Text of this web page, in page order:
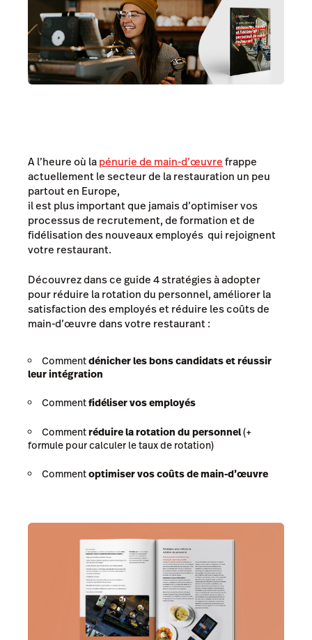
A l’heure où lapénurie de main-d’œuvrefrappe
actuellement le secteur de la restauration un peu
partout en Europe,
il est plus important que jamais d’optimiser vos
processus de recrutement, de formation et de
fidélisation des nouveaux employés qui rejoignent
votre restaurant.
Découvrez dans ce guide 4 stratégies à adopter
pour réduire la rotation du personnel, améliorer la
satisfaction des employés et réduire les coûts de
main-d’œuvre dans votre restaurant :
Commentdénicher les bons candidats et réussir
leur intégration
Commentfidéliser vos employés
Commentréduire la rotation du personnel(+
formule pour calculer le taux de rotation)
Commentoptimiser vos coûts de main-d’œuvre